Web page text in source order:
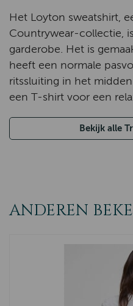
Het Loyton sweatshirt,
Countrywear-collectie,
garderobe. Het is
heeft een normale
ritssluiting in het
een T-shirt voor een
Bekijk alle
ANDEREN